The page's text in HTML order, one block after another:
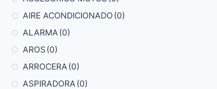
AIRE ACONDICIONADO (0)
ALARMA (0)
AROS (0)
ARROCERA (0)
ASPIRADORA (0)